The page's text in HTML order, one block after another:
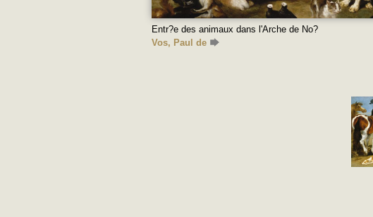
Entr?e des animaux dans l'Arche de No?
Vos, Paul de